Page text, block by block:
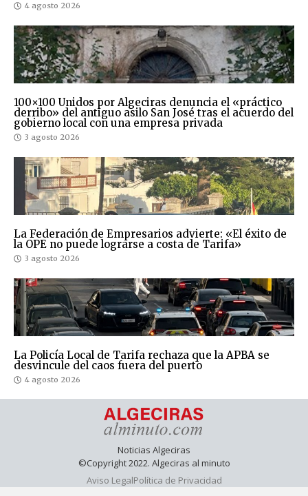
4 agosto 2026
100×100 Unidos por Algeciras denuncia el «práctico
derribo» del antiguo asilo San José tras el acuerdo del
gobierno local con una empresa privada
3 agosto 2026
La Federación de Empresarios advierte: «El éxito de
la OPE no puede lograrse a costa de Tarifa»
3 agosto 2026
La Policía Local de Tarifa rechaza que la APBA se
desvincule del caos fuera del puerto
4 agosto 2026
Noticias Algeciras
©Copyright 2022. Algeciras al minuto
Aviso LegalPolítica de Privacidad